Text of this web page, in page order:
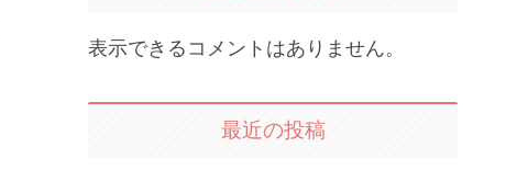
表示できるコメントはありません。
最近の投稿